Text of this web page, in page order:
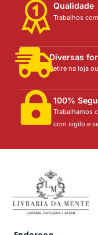
Qualidade
Trabalhos
Diversas
Retire na loja
100%
Trabalhamos
com sigilo e